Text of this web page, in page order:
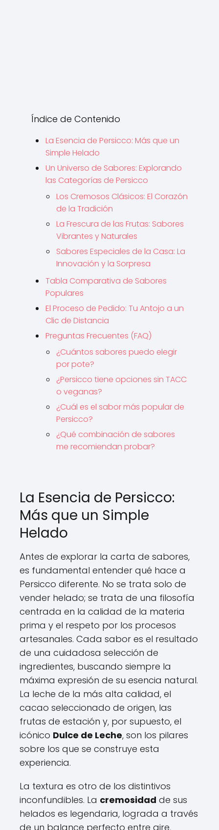
Índice de Contenido
La Esencia de Persicco: Más que un
Simple Helado
Un Universo de Sabores: Explorando
las Categorías de Persicco
Los Cremosos Clásicos: El Corazón
de la Tradición
La Frescura de las Frutas: Sabores
Vibrantes y Naturales
Sabores Especiales de la Casa: La
Innovación y la Sorpresa
Tabla Comparativa de Sabores
Populares
El Proceso de Pedido: Tu Antojo a un
Clic de Distancia
Preguntas Frecuentes (FAQ)
¿Cuántos sabores puedo elegir
por pote?
¿Persicco tiene opciones sin TACC
o veganas?
¿Cuál es el sabor más popular de
Persicco?
¿Qué combinación de sabores
me recomiendan probar?
La Esencia de Persicco:
Más que un Simple
Helado
Antes de explorar la carta de sabores,
es fundamental entender qué hace a
Persicco diferente. No se trata solo de
vender helado; se trata de una filosofía
centrada en la calidad de la materia
prima y el respeto por los procesos
artesanales. Cada sabor es el resultado
de una cuidadosa selección de
ingredientes, buscando siempre la
máxima expresión de su esencia natural.
La leche de la más alta calidad, el
cacao seleccionado de origen, las
frutas de estación y, por supuesto, el
icónico Dulce de Leche, son los pilares
sobre los que se construye esta
experiencia.
La textura es otro de los distintivos
inconfundibles. La cremosidad de sus
helados es legendaria, lograda a través
de un balance perfecto entre aire,